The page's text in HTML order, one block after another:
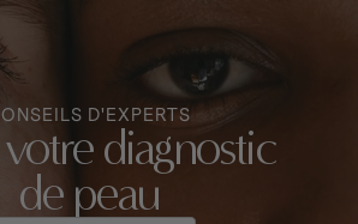
D'EXPERTS
votre diagnostic
de peau